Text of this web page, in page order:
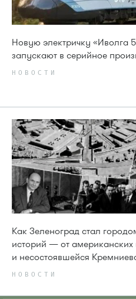
Новую электричку «Иволга
запускают в серийное
НОВОСТИ
Как Зеленоград стал
историй — от
и несостоявшейся
НОВОСТИ